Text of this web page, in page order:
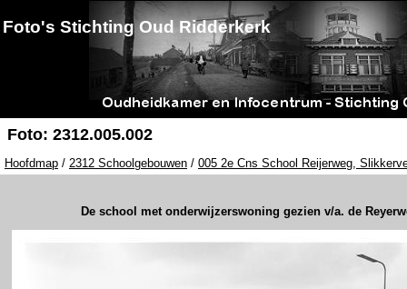
Foto's Stichting Oud Ridderkerk
Foto: 2312.005.002
Hoofdmap / 2312 Schoolgebouwen / 005 2e Cns School Reijerweg,
De school met onderwijzerswoning gezien v/a. de